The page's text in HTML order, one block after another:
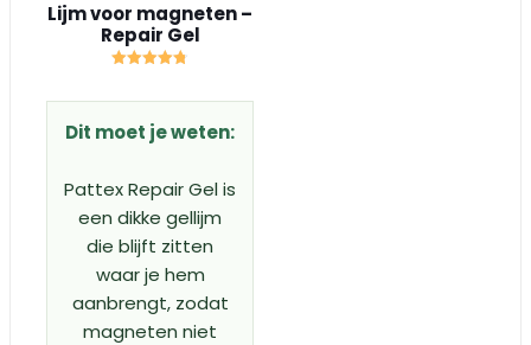
Lijm voor magneten –
Repair Gel
uit 5
Dit moet je weten:
Pattex Repair Gel is
een dikke gellijm
die blijft zitten
waar je hem
aanbrengt, zodat
magneten niet